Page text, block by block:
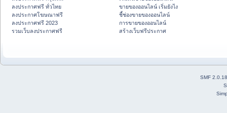
ลงประกาศฟรี ทั่วไทย
ลงประกาศโฆษณาฟรี
ลงประกาศฟรี 2023
รวมเว็บลงประกาศฟรี
ขายของออนไลน์ เริ่มยังไง
ชี้ช่องขายของออนไลน์
การขายของออนไลน์
สร้างเว็บฟรีประกาศ
SMF 2.0.18